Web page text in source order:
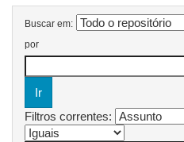
Buscar em:
por
Filtros correntes: